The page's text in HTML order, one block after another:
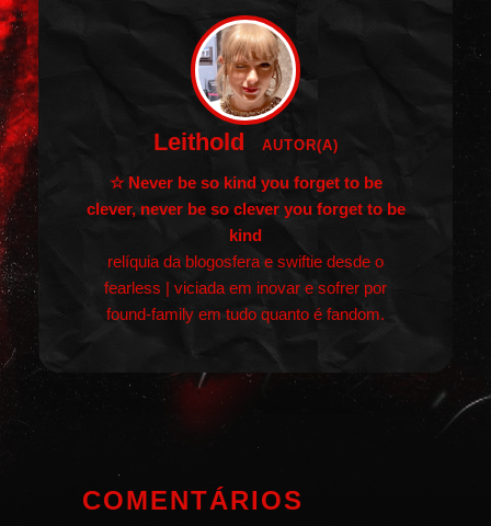
Leithold AUTOR(A)
☆ Never be so kind you forget to be
clever, never be so clever you forget to be
kind
relíquia da blogosfera e swiftie desde o
fearless | viciada em inovar e sofrer por
found-family em tudo quanto é fandom.
COMENTÁRIOS